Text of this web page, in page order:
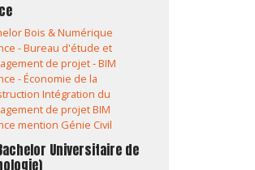
Bois & Numérique
- Bureau d'étude et
de projet - BIM
- Économie de la
Intégration du
de projet BIM
mention Génie Civil
Universitaire de